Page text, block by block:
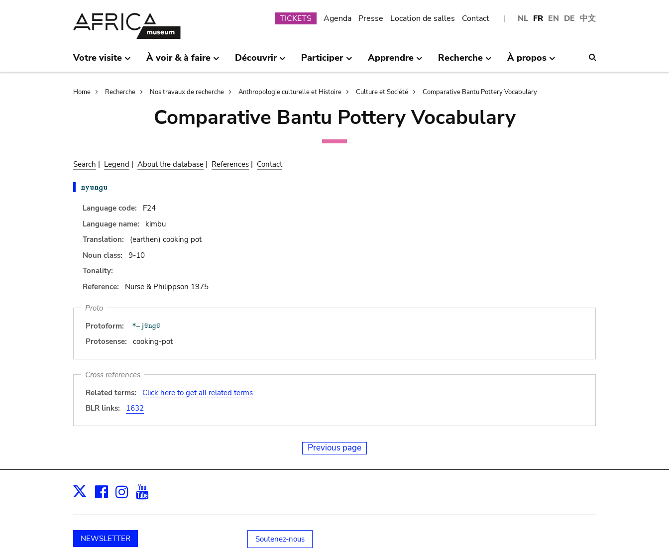
NL FR EN DE 中文
Submenu
TICKETS Agenda Presse Location de salles Contact
Votre visite À voir & à faire Découvrir Participer Apprendre Recherche À propos
Breadcrumb
Home Recherche Nos travaux de recherche Anthropologie culturelle et Histoire Culture et Société Comparative Bantu Pottery Vocabulary
Comparative Bantu Pottery Vocabulary
Search | Legend | About the database | References | Contact
Language code:
F24
Language name:
kimbu
Translation:
(earthen) cooking pot
Noun class:
9-10
Tonality:
Reference:
Nurse & Philippson 1975
Proto
Protoform:
Protosense:
cooking-pot
Cross references
Related terms:
Click here to get all related terms
BLR links:
1632
Previous page
X Facebook
Instagram
NEWSLETTER Soutenez-nous